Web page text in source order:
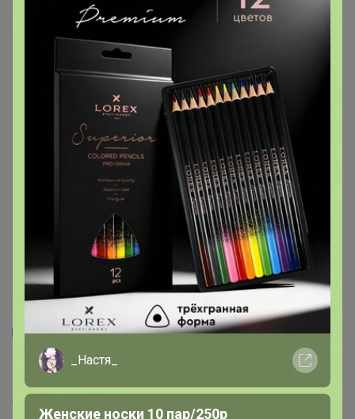
4.9
Элан Галерея. Акция августа
Стоп 14 августа
_Настя_
Женские носки 10 пар/250р